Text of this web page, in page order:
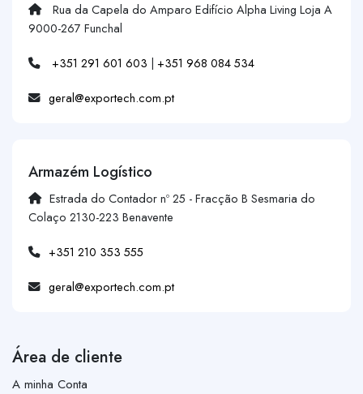
Rua da Capela do Amparo Edifício Alpha Living Loja A
9000-267 Funchal
+351 291 601 603 | +351 968 084 534
geral@exportech.com.pt
Armazém Logístico
Estrada do Contador nº 25 - Fracção B Sesmaria do
Colaço 2130-223 Benavente
+351 210 353 555
geral@exportech.com.pt
Área de cliente
A minha Conta